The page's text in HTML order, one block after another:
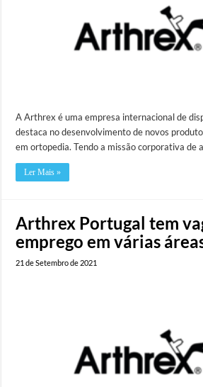
A Arthrex é uma empresa internacional de
destaca no desenvolvimento de novos
em ortopedia. Tendo a missão corporativa de
Ler Mais »
Arthrex Portugal tem
emprego em várias
21 de Setembro de 2021